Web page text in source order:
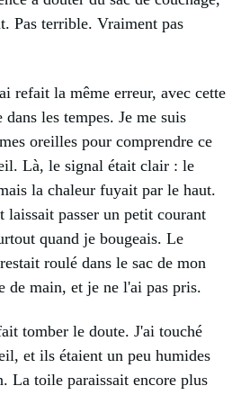
Pas terrible. Vraiment pas
refait la même erreur, avec cette
les tempes. Je me suis
oreilles pour comprendre ce
Là, le signal était clair : le
la chaleur fuyait par le haut.
laissait passer un petit courant
quand je bougeais. Le
roulé dans le sac de mon
de main, et je ne l'ai pas pris.
tomber le doute. J'ai touché
et ils étaient un peu humides
La toile paraissait encore plus